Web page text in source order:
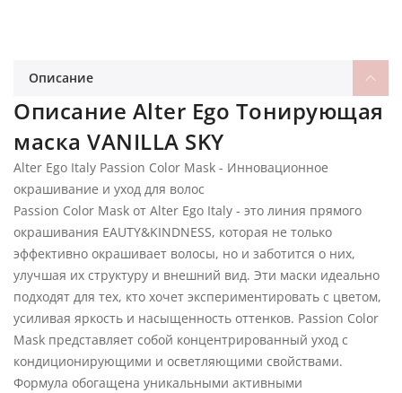
Описание
Описание Alter Ego Тонирующая
маска VANILLA SKY
Alter Ego Italy Passion Color Mask - Инновационное
окрашивание и уход для волос
Passion Color Mask от Alter Ego Italy - это линия прямого
окрашивания EAUTY&KINDNESS, которая не только
эффективно окрашивает волосы, но и заботится о них,
улучшая их структуру и внешний вид. Эти маски идеально
подходят для тех, кто хочет экспериментировать с цветом,
усиливая яркость и насыщенность оттенков. Passion Color
Mask представляет собой концентрированный уход с
кондиционирующими и осветляющими свойствами.
Формула обогащена уникальными активными